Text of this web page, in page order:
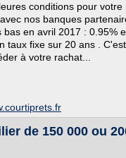
conditions pour votre
nos banques
bas en avril 2017 : 0.95%
taux fixe sur 20 ans .
à votre rachat...
de 150 000 ou